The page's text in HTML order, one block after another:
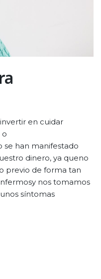
en cuidar
o
han manifestado
dinero, ya queno
previo de forma tan
nos tomamos
síntomas